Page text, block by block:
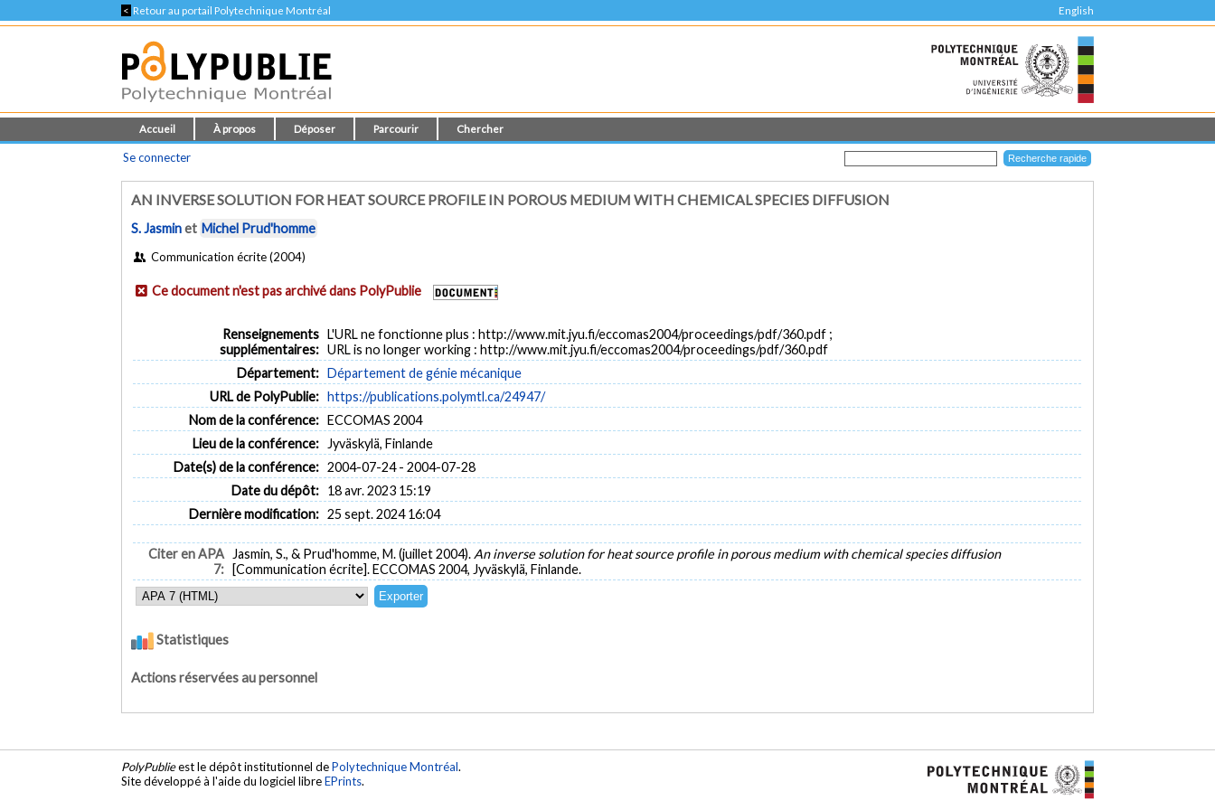
< Retour au portail Polytechnique Montréal English
Accueil À propos Déposer Parcourir Chercher
Se connecter
AN INVERSE SOLUTION FOR HEAT SOURCE PROFILE IN POROUS MEDIUM WITH CHEMICAL SPECIES DIFFUSION
S. Jasminet Michel Prud'homme
Communication écrite (2004)
Ce document n'est pas archivé dans PolyPublie
Renseignements
supplémentaires:
L'URL ne fonctionne plus : http://www.mit.jyu.fi/eccomas2004/proceedings/pdf/360.pdf ;
URL is no longer working : http://www.mit.jyu.fi/eccomas2004/proceedings/pdf/360.pdf
Département: Département de génie mécanique
URL de PolyPublie: https://publications.polymtl.ca/24947/
Nom de la conférence: ECCOMAS 2004
Lieu de la conférence:
Jyväskylä, Finlande
Date(s) de la conférence: 2004-07-24 - 2004-07-28
Date du dépôt: 18 avr. 2023 15:19
Dernière modification: 25 sept. 2024 16:04
Citer en APA
7:
Jasmin, S., & Prud'homme, M. (juillet 2004). An inverse solution for heat source profile in porous medium with chemical species diffusion
[Communication écrite]. ECCOMAS 2004, Jyväskylä, Finlande.
Statistiques
Actions réservées au personnel
PolyPublieest le dépôt institutionnel dePolytechnique Montréal.
Site développé à l'aide du logiciel libreEPrints.